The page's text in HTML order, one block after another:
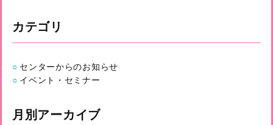
カテゴリ
センターからのお知らせ
イベント・セミナー
月別アーカイブ